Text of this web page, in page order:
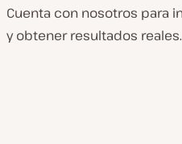
Cuenta con nosotros para
y obtener resultados reales.